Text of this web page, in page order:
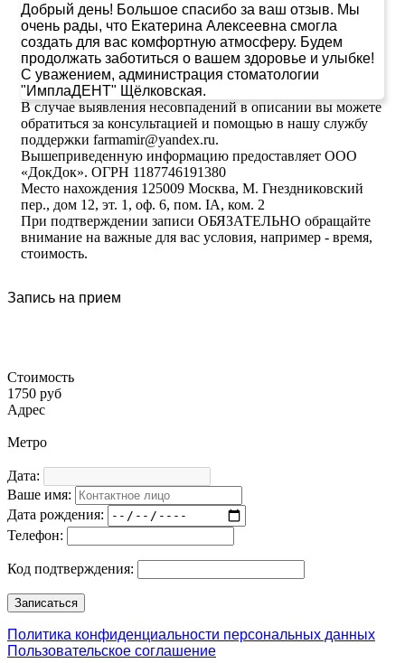
Добрый день! Большое спасибо за ваш отзыв. Мы
очень рады, что Екатерина Алексеевна смогла
создать для вас комфортную атмосферу. Будем
продолжать заботиться о вашем здоровье и улыбке!
С уважением, администрация стоматологии
"ИмплаДЕНТ" Щёлковская.
В случае выявления несовпадений в описании вы можете
обратиться за консультацией и помощью в нашу службу
поддержки farmamir@yandex.ru.
Вышеприведенную информацию предоставляет ООО
«ДокДок». ОГРН 1187746191380
Место нахождения 125009 Москва, М. Гнездниковский
пер., дом 12, эт. 1, оф. 6, пом. IA, ком. 2
При подтверждении записи ОБЯЗАТЕЛЬНО обращайте
внимание на важные для вас условия, например - время,
стоимость.
Запись на прием
Стоимость
1750 руб
Адрес
Метро
Дата:
Ваше имя:
Дата рождения:
Телефон:
Код подтверждения:
Политика конфиденциальности персональных данных
Пользовательское соглашение